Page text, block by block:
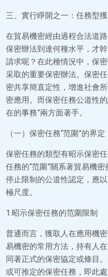
三、實行睜開之一：任務型
在貿易機密經由過程合法道
保密辦法到達何種水平，才
請求呢？在此種情況中，保
采取的重要保密辦法。保密
密共享簡直定性，增進社會
密應用。而保密任務公道性
在的事務”兩方面著手。
（一）保密任務“范圍”的界定
保密任務的類型有昭示保密
任務的“范圍”關系著貿易機
停止限制的公道性認定，應
極尺度。
1.昭示保密任務的范圍限制
普通而言，獲取人在應用機
易機密的常用方法，持有人
同著正式的保密協定或條目
或可推定的保密任務，即此